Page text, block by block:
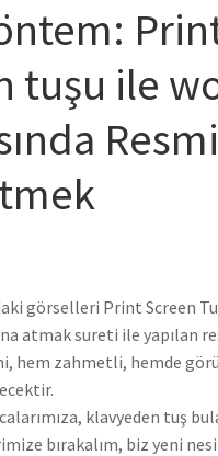
tuşu ile
Resmi
görselleri Print Screen
atmak sureti ile yapılan
hem zahmetli, hemde
klavyeden tuş
bırakalım, biz yeni